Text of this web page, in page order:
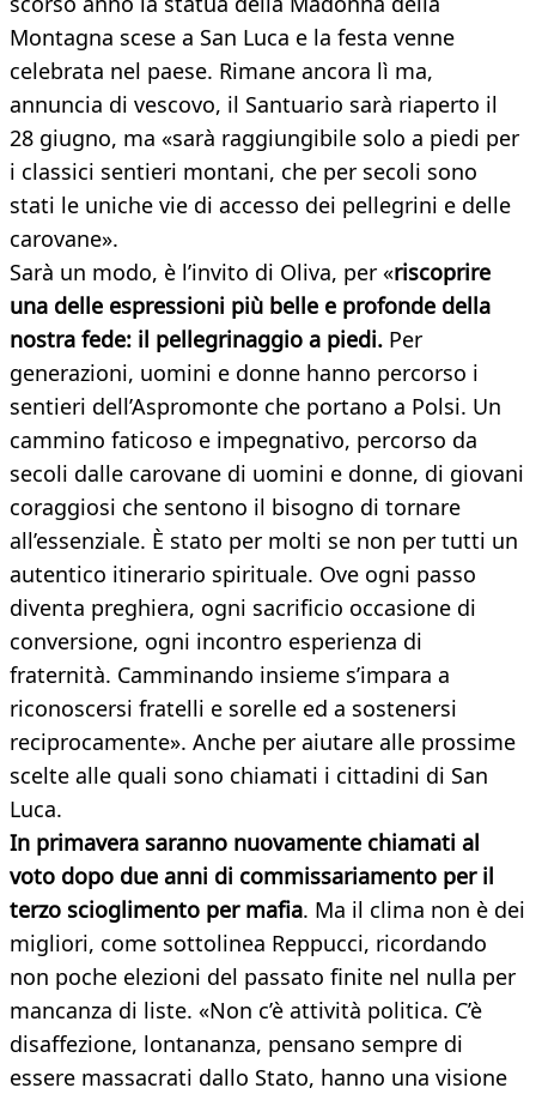
Montagna scese a San Luca e la festa venne
celebrata nel paese. Rimane ancora lì ma,
annuncia di vescovo, il Santuario sarà riaperto il
28 giugno, ma «sarà raggiungibile solo a piedi per
i classici sentieri montani, che per secoli sono
stati le uniche vie di accesso dei pellegrini e delle
carovane».
Sarà un modo, è l’invito di Oliva, per «riscoprire
una delle espressioni più belle e profonde della
nostra fede: il pellegrinaggio a piedi. Per
generazioni, uomini e donne hanno percorso i
sentieri dell’Aspromonte che portano a Polsi. Un
cammino faticoso e impegnativo, percorso da
secoli dalle carovane di uomini e donne, di giovani
coraggiosi che sentono il bisogno di tornare
all’essenziale. È stato per molti se non per tutti un
autentico itinerario spirituale. Ove ogni passo
diventa preghiera, ogni sacrificio occasione di
conversione, ogni incontro esperienza di
fraternità. Camminando insieme s’impara a
riconoscersi fratelli e sorelle ed a sostenersi
reciprocamente». Anche per aiutare alle prossime
scelte alle quali sono chiamati i cittadini di San
Luca.
In primavera saranno nuovamente chiamati al
voto dopo due anni di commissariamento per il
terzo scioglimento per mafia. Ma il clima non è dei
migliori, come sottolinea Reppucci, ricordando
non poche elezioni del passato finite nel nulla per
mancanza di liste. «Non c’è attività politica. C’è
disaffezione, lontananza, pensano sempre di
essere massacrati dallo Stato, hanno una visione